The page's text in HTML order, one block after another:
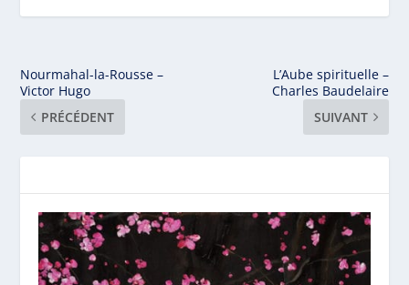
Nourmahal-la-Rousse –
Victor Hugo
PRÉCÉDENT
L’Aube spirituelle –
Charles Baudelaire
SUIVANT